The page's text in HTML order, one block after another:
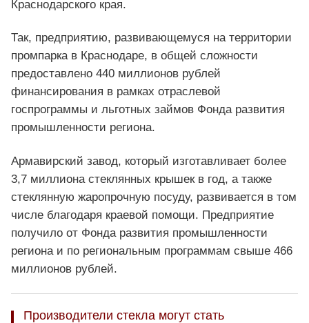
Краснодарского края.
Так, предприятию, развивающемуся на территории
промпарка в Краснодаре, в общей сложности
предоставлено 440 миллионов рублей
финансирования в рамках отраслевой
госпрограммы и льготных займов Фонда развития
промышленности региона.
Армавирский завод, который изготавливает более
3,7 миллиона стеклянных крышек в год, а также
стеклянную жаропрочную посуду, развивается в том
числе благодаря краевой помощи. Предприятие
получило от Фонда развития промышленности
региона и по региональным программам свыше 466
миллионов рублей.
Производители стекла могут стать